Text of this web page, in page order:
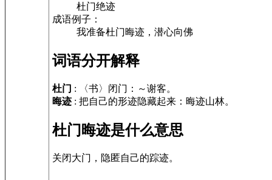
杜门绝迹
成语例子：
我准备杜门晦迹，潜心向佛
词语分开解释
杜门 : 〈书〉闭门：～谢客。
晦迹 : 把自己的形迹隐藏起来：晦迹山林。
杜门晦迹是什么意思
关闭大门，隐匿自己的踪迹。